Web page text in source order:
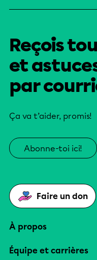
Reçois
et
par
Ça va t’aider, promis!
Abonne-toi ici!
Faire un don
À propos
Équipe et carrières